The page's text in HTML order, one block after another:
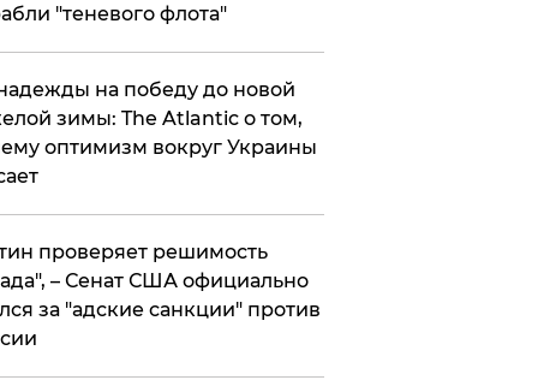
"теневого флота"
на победу до новой
зимы: The Atlantic о том,
оптимизм вокруг Украины
проверяет решимость
– Сенат США официально
за "адские санкции" против